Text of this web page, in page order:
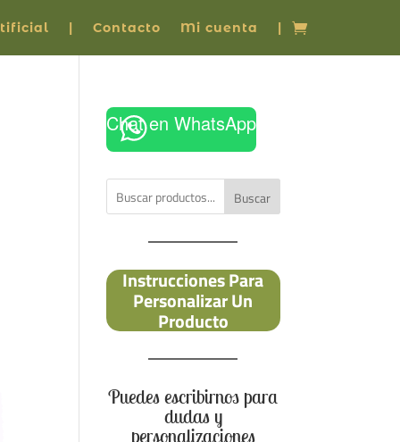
| Contacto Mi cuenta |
Chat en WhatsApp
Buscar
Instrucciones Para
Personalizar Un
Producto
Puedes escribirnos para
dudas y
personalizaciones